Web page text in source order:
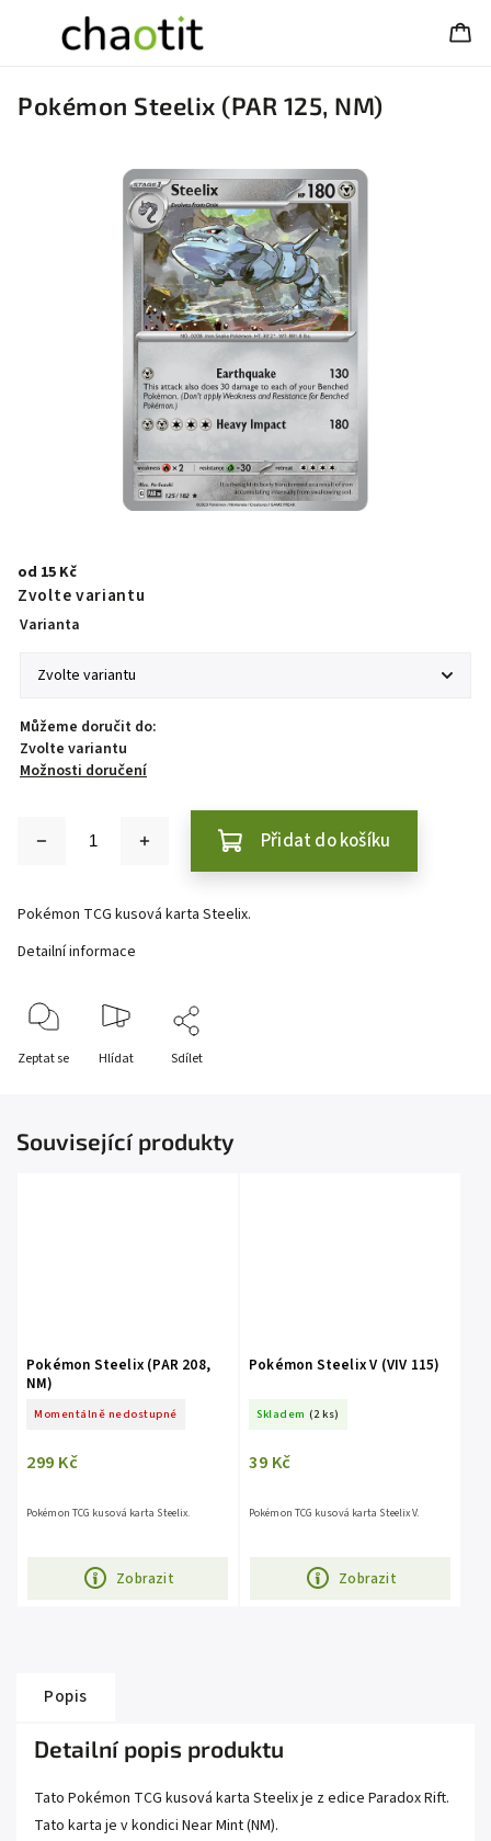
Pokémon Steelix (PAR 125, NM)
od 15 Kč
Zvolte variantu
Varianta
Můžeme doručit do:
Zvolte variantu
Možnosti doručení
Přidat do košíku
Pokémon TCG kusová karta Steelix.
Detailní informace
Zeptat se Hlídat Sdílet
Související produkty
Pokémon Steelix (PAR 208,
NM)
Momentálně nedostupné
299 Kč
Zobrazit
Pokémon TCG kusová karta Steelix.
Pokémon Steelix V (VIV 115)
Skladem (2 ks)
39 Kč
Zobrazit
Pokémon TCG kusová karta Steelix V.
Popis
Detailní popis produktu
Tato Pokémon TCG kusová karta Steelix je z edice Paradox Rift.
Tato karta je v kondici Near Mint (NM).